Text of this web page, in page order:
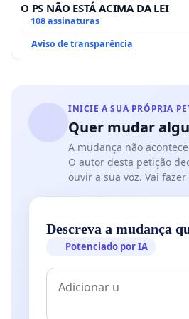
O PS NÃO ESTÁ ACIMA DA LEI
108 assinaturas
Aviso de transparência
INICIE A SUA PRÓPRIA
Quer mudar
A mudança não
O autor desta petição
ouvir a sua voz. Vai fazer
Descreva a mudança
Potenciado por IA